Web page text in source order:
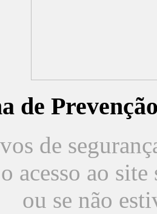
de
de
acesso ao
ou se não